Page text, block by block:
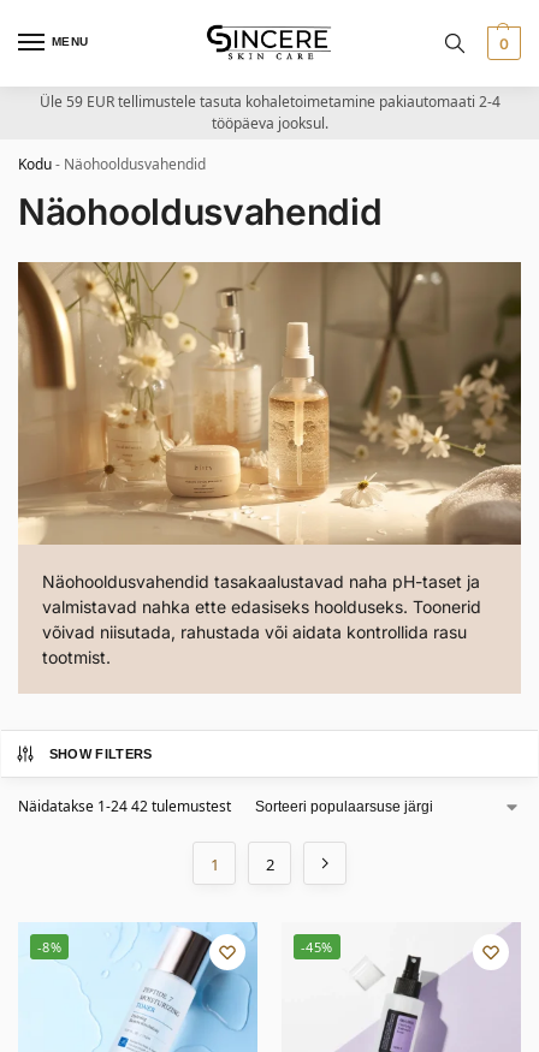
MENU 0
Üle 59 EUR tellimustele tasuta kohaletoimetamine pakiautomaati 2-4
tööpäeva jooksul.
Kodu- Näohooldusvahendid
Näohooldusvahendid
Näohooldusvahendid tasakaalustavad naha pH-taset ja
valmistavad nahka ette edasiseks hoolduseks. Toonerid
võivad niisutada, rahustada või aidata kontrollida rasu
tootmist.
SHOW FILTERS
Näidatakse 1-24 42 tulemustest
1 2
-8% -45%